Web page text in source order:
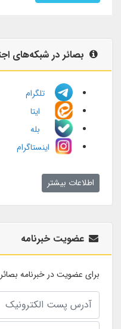
بصائر در شبکه‌های
تلگرام
ایتا
بله
اینستاگرام
اطلاعات بیشتر
عضویت خبرنامه
برای عضویت در خبرنامه بصائر